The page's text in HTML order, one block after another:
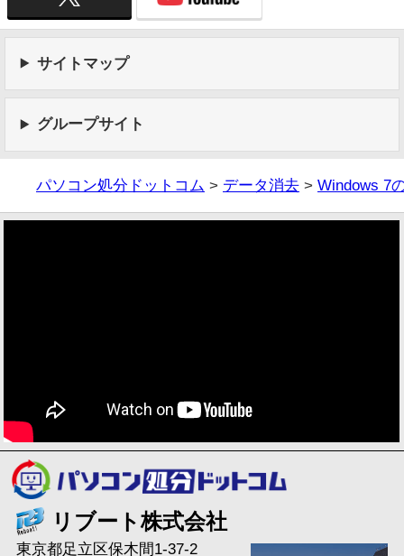
サイトマップ
グループサイト
パソコン処分ドットコム > データ消去 > Windows 7
リブート株式会社
東京都足立区保木間1-37-2